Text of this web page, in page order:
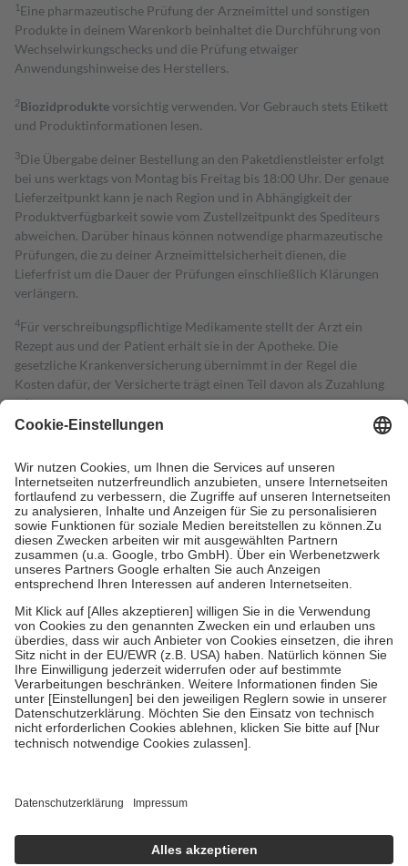
1 Eine pharmazeutische Prüfung der Arzneimittel und sonstigen
Produkte in deinem Warenkorb beinhaltet die Durchführung von
Wechselwirkungschecks und die Prüfung etwaiger
Anwendungshinweise des Herstellers.
2Biozidproduktevorsichtig verwenden. Vor Gebrauch stets Etikett
und Produktinformationen lesen.
3Die Übergabe deiner Bestellung an den Paketdienstleister erfolgt
bei uns werktags von Montag bis Freitag bis 18:00 Uhr. Der genaue
Lieferzeitpunkt kann je nach Region und in Abhängigkeit der
Produktverfügbarkeit sowie vom Zustellzeitpunkt des Spediteurs
abweichen. Darüber hinaus können notwendige pharmazeutische
Prüfungen, die zu deiner Arzneimittelsicherheit dienen, die
Lieferfrist um die Dauer der Prüfungen einschließlich Klärungen
verlängern.
4Für verschreibungspflichtige Medikamente stellt der Arzt ein
Rezept aus und der Patient erhält sie in der Apotheke. Die
gesetzliche Krankenversicherung übernimmt in der Regel die
Kosten dafür, der Versicherte trägt einen Teil davon als Zuzahlung
mit.
Grundsätzlich leisten Mitglieder Zuzahlungen in Höhe von zehn
höchstens zehn Euro.
Es sind jedoch nie mehr als die tatsächlichen
Kosten der Leistung zu entrichten.
Diese Regeln gelten grundsätzlich auch für Online-Apotheken.
Bei Heilmitteln und häuslicher Krankenpflege beträgt die
Zuzahlung zehn Prozent der Kosten sowie zehn Euro je
Verordnung.
Um das Engagement der Versicherten für ihre eigene Gesundheit zu
stärken und die besondere Stellung der Familie zu unterstützen,
fallenkeine Zuzahlungenan bei:
• Kindern und Jugendlichen bis zum vollendeten 18. Lebensjahr
mit Ausnahme der Fahrkosten
• Untersuchungen zur Vorsorge und Früherkennung, die von der
GKV getragen werden
• empfohlenen Schutzimpfungen
• Harn- und Blutteststreifen
getroffen, um sicherzustellen, dass es sich um echte Bewertungen
https://help.etrusted.com/hc/de/articles/4419944605341